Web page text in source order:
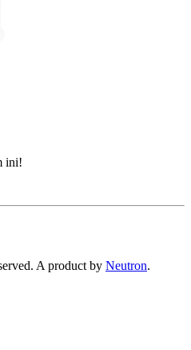
ini!
A product by Neutron.